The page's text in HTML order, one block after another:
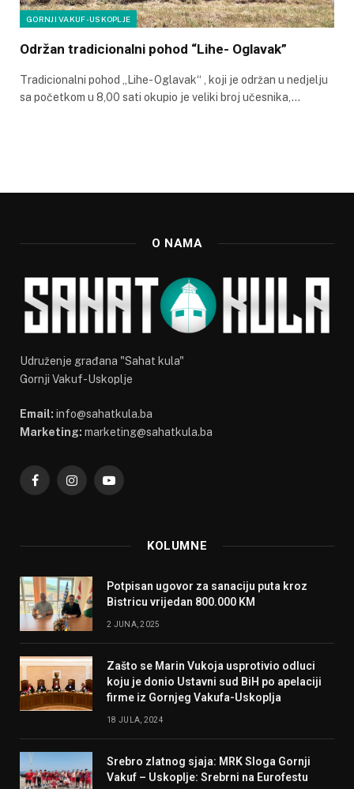
GORNJI VAKUF-USKOPLJE
Održan tradicionalni pohod “Lihe- Oglavak”
Tradicionalni pohod „Lihe- Oglavak“ , koji je održan u nedjelju
sa početkom u 8,00 sati okupio je veliki broj učesnika,…
O NAMA
Udruženje građana "Sahat kula"
Gornji Vakuf-Uskoplje
Email: info@sahatkula.ba
Marketing: marketing@sahatkula.ba
FacebookInstagramYouTube
KOLUMNE
Potpisan ugovor za sanaciju puta kroz
Bistricu vrijedan 800.000 KM
2 JUNA, 2025
Zašto se Marin Vukoja usprotivio odluci
koju je donio Ustavni sud BiH po apelaciji
firme iz Gornjeg Vakufa-Uskoplja
18 JULA, 2024
Srebro zlatnog sjaja: MRK Sloga Gornji
Vakuf – Uskoplje: Srebrni na Eurofestu